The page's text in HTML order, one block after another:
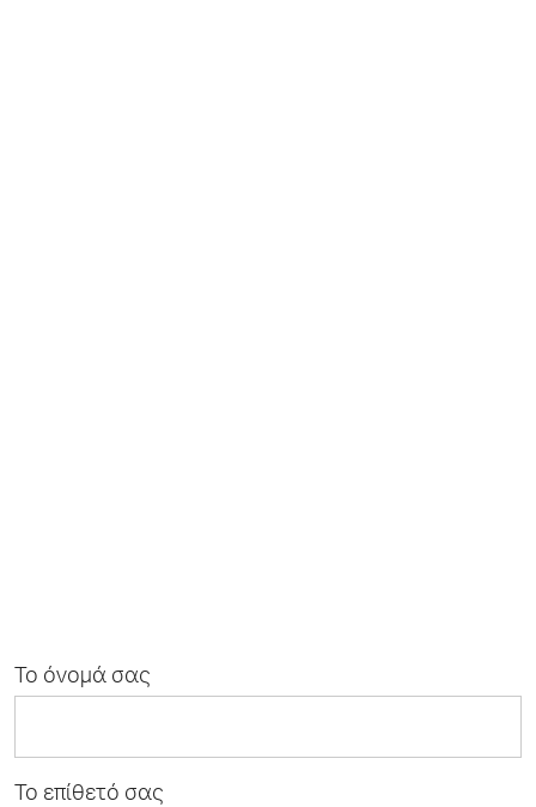
Το όνομά σας
Το επίθετό σας